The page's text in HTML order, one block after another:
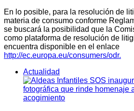
En lo posible, para la resolución de
materia de consumo conforme
se buscará la posibilidad que la
como plataforma de resolución de
encuentra disponible en el enlace
http://ec.europa.eu/consumers/odr.
Actualidad